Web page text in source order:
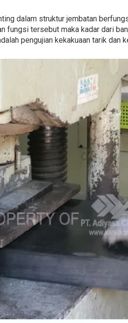
dalam struktur jembatan
fungsi tersebut maka kadar dari
pengujian kekakuaan tarik dan